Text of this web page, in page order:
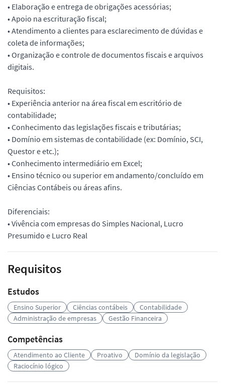
• Elaboração e entrega de obrigações acessórias;
• Apoio na escrituração fiscal;
• Atendimento a clientes para esclarecimento de dúvidas e
coleta de informações;
• Organização e controle de documentos fiscais e arquivos
digitais.
Requisitos:
• Experiência anterior na área fiscal em escritório de
contabilidade;
• Conhecimento das legislações fiscais e tributárias;
• Domínio em sistemas de contabilidade (ex: Domínio, SCI,
Questor e etc.);
• Conhecimento intermediário em Excel;
• Ensino técnico ou superior em andamento/concluído em
Ciências Contábeis ou áreas afins.
Diferenciais:
• Vivência com empresas do Simples Nacional, Lucro
Presumido e Lucro Real
Requisitos
Estudos
Ensino Superior Ciências contábeis
Contabilidade
Administração de empresas
Gestão Financeira
Competências
Atendimento ao Cliente Proativo
Domínio da legislação
Raciocínio lógico